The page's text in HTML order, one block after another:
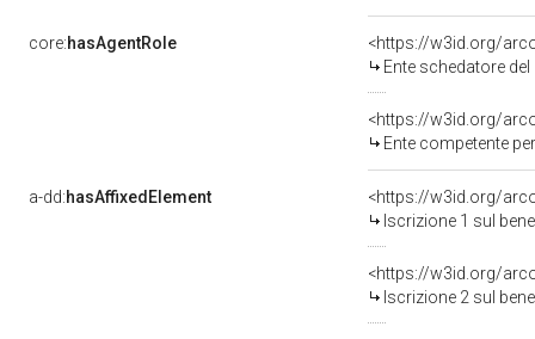
core:hasAgentRole
<https://w3id.org/
Ente schedatore
<https://w3id.org/
Ente competente
a-dd:hasAffixedElement
<https://w3id.org/
Iscrizione 1 sul
<https://w3id.org/
Iscrizione 2 sul